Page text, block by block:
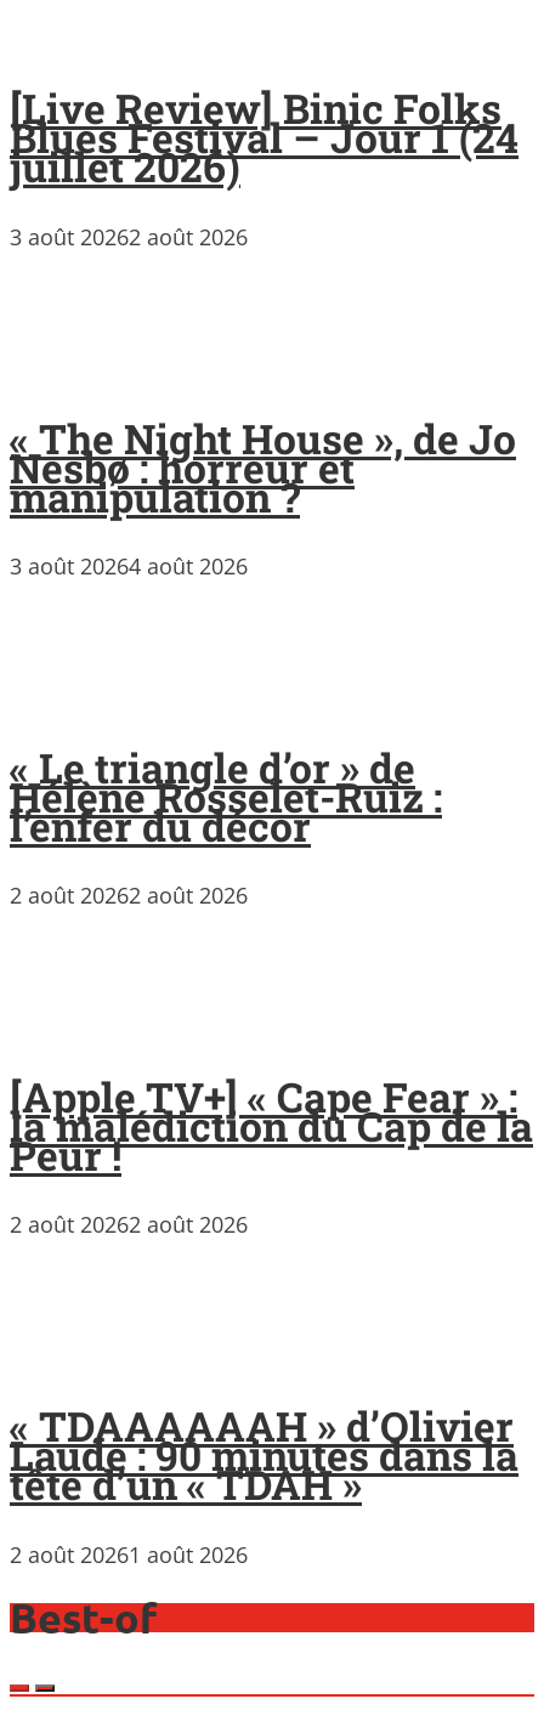
[Live Review] Binic Folks
Blues Festival – Jour 1 (24
juillet 2026)
3 août 20262 août 2026
« The Night House », de Jo
Nesbø : horreur et
manipulation ?
3 août 20264 août 2026
« Le triangle d’or » de
Hélène Rosselet-Ruiz :
l’enfer du décor
2 août 20262 août 2026
[Apple TV+] « Cape Fear » :
la malédiction du Cap de la
Peur !
2 août 20262 août 2026
« TDAAAAAAH » d’Olivier
Laude : 90 minutes dans la
tête d’un « TDAH »
2 août 20261 août 2026
Best-of